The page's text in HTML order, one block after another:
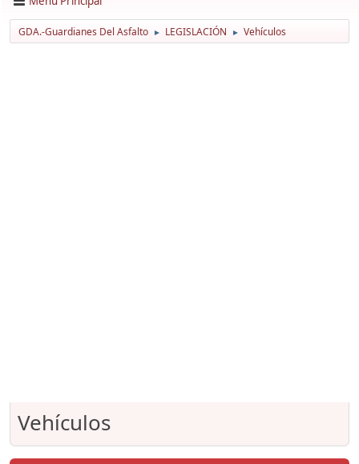
GDA.-Guardianes Del Asfalto ► LEGISLACIÓN ► Vehículos
Vehículos